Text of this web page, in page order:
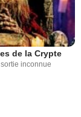
de la Crypte
inconnue